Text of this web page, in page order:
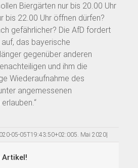
Biergärten nur bis 20.00 Uhr
bis 22.00 Uhr öffnen dürfen?
gefährlicher? Die AfD fordert
das bayerische
gegenüber anderen
und ihm die
Wiederaufnahme des
angemessenen
05-05T19:43:50+02:005. Mai 2020|
Artikel!